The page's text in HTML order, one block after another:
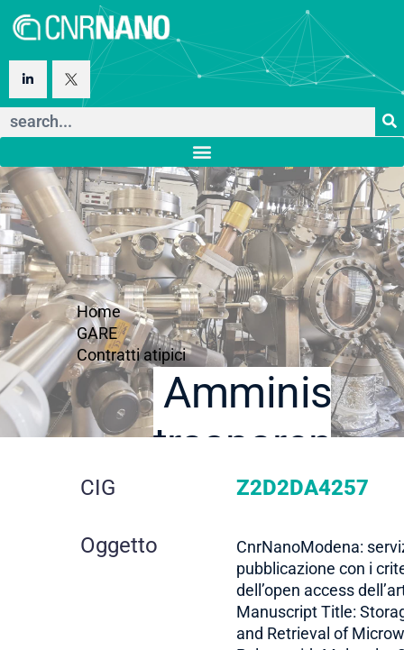
Home
GARE
Contratti atipici
trasparente
dettaglio
gara
CIG Z2D2DA4257
Oggetto
CnrNanoModena:
pubblicazione con i
dell’open access
Manuscript Title:
and Retrieval of